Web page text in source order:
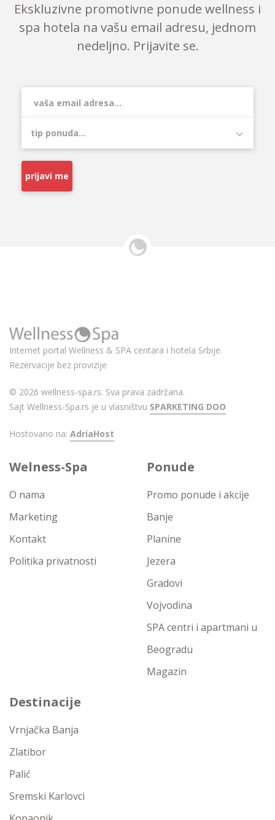
Ekskluzivne promotivne ponude wellness i
spa hotela na vašu email adresu, jednom
nedeljno. Prijavite se.
prijavi me
Internet portal Wellness & SPA centara i hotela Srbije.
Rezervacije bez provizije
© 2026 wellness-spa.rs. Sva prava zadržana.
Sajt Wellness-Spa.rs je u vlasništvu SPARKETING DOO
Hostovano na: AdriaHost
Welness-Spa
O nama
Marketing
Kontakt
Politika privatnosti
Ponude
Promo ponude i akcije
Banje
Planine
Jezera
Gradovi
Vojvodina
SPA centri i apartmani u
Beogradu
Magazin
Destinacije
Vrnjačka Banja
Zlatibor
Palić
Sremski Karlovci